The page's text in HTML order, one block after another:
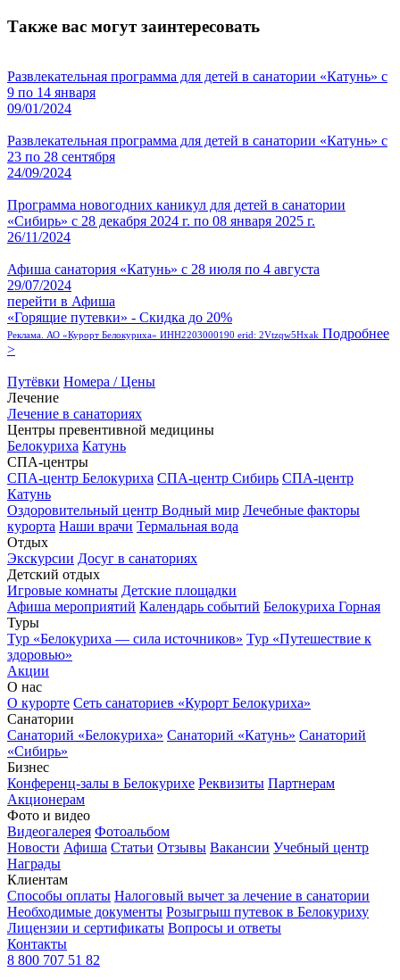
Также вас могут заинтересовать
Развлекательная программа для детей в санатории «Катунь» с
9 по 14 января
09/01/2024
Развлекательная программа для детей в санатории «Катунь» с
23 по 28 сентября
24/09/2024
Программа новогодних каникул для детей в санатории
«Сибирь» с 28 декабря 2024 г. по 08 января 2025 г.
26/11/2024
Афиша санатория «Катунь» с 28 июля по 4 августа
29/07/2024
перейти в Афиша
«Горящие путевки» - Скидка до 20%
Реклама. АО «Курорт Белокуриха» ИНН2203000190 erid: 2Vtzqw5Hxak Подробнее
>
Путёвки Номера / Цены
Лечение
Лечение в санаториях
Центры превентивной медицины
Белокуриха Катунь
СПА-центры
СПА-центр Белокуриха СПА-центр Сибирь СПА-центр
Катунь
Оздоровительный центр Водный мир Лечебные факторы
курорта Наши врачи Термальная вода
Отдых
Экскурсии Досуг в санаториях
Детский отдых
Игровые комнаты Детские площадки
Афиша мероприятий Календарь событий Белокуриха Горная
Туры
Тур «Белокуриха — сила источников» Тур «Путешествие к
здоровью»
Акции
О нас
О курорте Сеть санаториев «Курорт Белокуриха»
Санатории
Санаторий «Белокуриха» Санаторий «Катунь» Санаторий
«Сибирь»
Бизнес
Конференц-залы в Белокурихе Реквизиты Партнерам
Акционерам
Фото и видео
Видеогалерея Фотоальбом
Новости Афиша Статьи Отзывы Вакансии Учебный центр
Награды
Клиентам
Способы оплаты Налоговый вычет за лечение в санатории
Необходимые документы Розыгрыш путевок в Белокуриху
Лицензии и сертификаты Вопросы и ответы
Контакты
8 800 707 51 82